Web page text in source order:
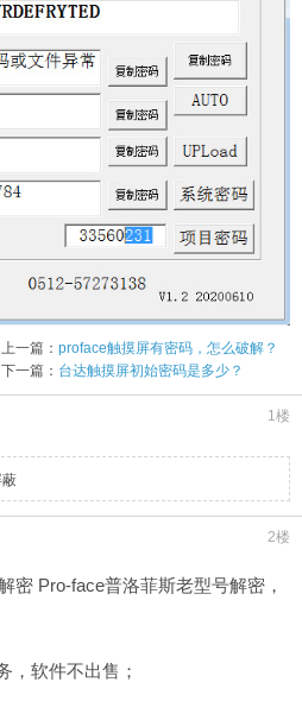
上一篇： proface触摸屏有密码，怎么破解？
下一篇： 台达触摸屏初始密码是多少？
1楼
2楼
密 Pro-face普洛菲斯老型号解密，
，软件不出售；